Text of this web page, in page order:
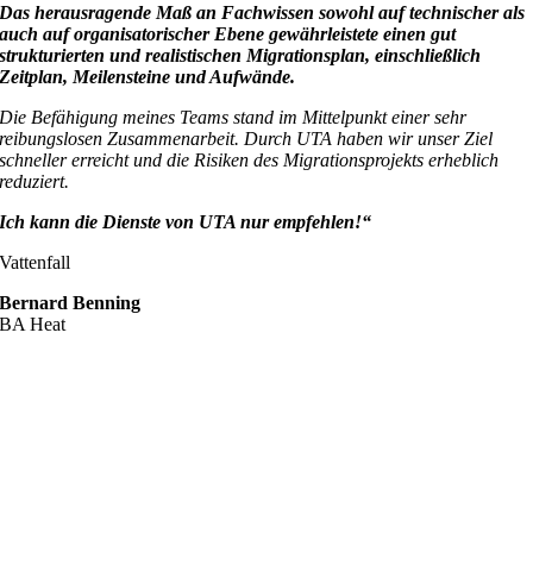
Das herausragende Maß an Fachwissen sowohl auf technischer als
auch auf organisatorischer Ebene gewährleistete einen gut
strukturierten und realistischen Migrationsplan, einschließlich
Zeitplan, Meilensteine und Aufwände.
Die Befähigung meines Teams stand im Mittelpunkt einer sehr
reibungslosen Zusammenarbeit. Durch UTA haben wir unser Ziel
schneller erreicht und die Risiken des Migrationsprojekts erheblich
reduziert.
Ich kann die Dienste von UTA nur empfehlen!“
Vattenfall
Bernard Benning
BA Heat